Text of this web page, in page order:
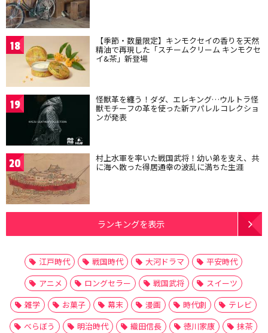
18 【季節・数量限定】キンモクセイの香りを天然
精油で再現した「スチームクリーム キンモクセ
イ&茶」新登場
19 怪獣革を纏う！ダダ、エレキング…ウルトラ怪
獣モチーフの革を使った新アパレルコレクショ
ンが発表
20 村上水軍を率いた戦国武将！幼い弟を支え、共
に海へ散った得居通幸の波乱に満ちた生涯
ランキングを表示
江戸時代 戦国時代 大河ドラマ
平安時代
アニメ
ロングセラー 戦国武将
スイーツ
雑学
お菓子 幕末 漫画 時代劇
テレビ
べらぼう
明治時代 織田信長 徳川家康
抹茶